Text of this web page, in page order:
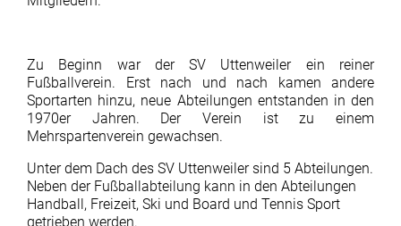
Zu Beginn war der SV Uttenweiler ein reiner
Fußballverein. Erst nach und nach kamen andere
Sportarten hinzu, neue Abteilungen entstanden in den
1970er Jahren. Der Verein ist zu einem
Mehrspartenverein gewachsen.
Unter dem Dach des SV Uttenweiler sind 5 Abteilungen.
Neben der Fußballabteilung kann in den Abteilungen
Handball, Freizeit, Ski und Board und Tennis Sport
getrieben werden.